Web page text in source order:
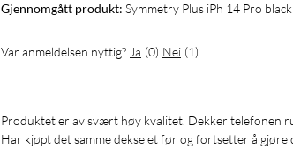
Gjennomgått produkt: Symmetry Plus iPh 14 Pro black
Var anmeldelsen nyttig? Ja (0) Nei (1)
Produktet er av svært høy kvalitet. Dekker telefonen rundt, selv i kantene, så hvis du mister telefonen, blir den ikke skadet.
Har kjøpt det samme dekselet før og fortsetter å gjøre